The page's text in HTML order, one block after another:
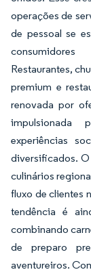
operações de
de pessoal se
Restaurantes,
premium e
renovada por
impulsionada
experiências
diversificados.
culinários
fluxo de clientes
tendência é
combinando
de preparo
aventureiros.